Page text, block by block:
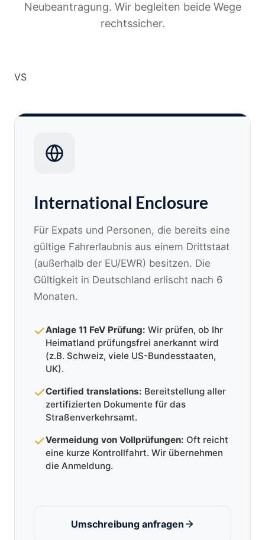
Neubeantragung. Wir begleiten beide Wege
rechtssicher.
VS
International Enclosure
Für Expats und Personen, die bereits eine
gültige Fahrerlaubnis aus einem Drittstaat
(außerhalb der EU/EWR) besitzen. Die
Gültigkeit in Deutschland erlischt nach 6
Monaten.
Anlage 11 FeV Prüfung: Wir prüfen, ob Ihr
Heimatland prüfungsfrei anerkannt wird
(z.B. Schweiz, viele US-Bundesstaaten,
UK).
Certified translations: Bereitstellung aller
zertifizierten Dokumente für das
Straßenverkehrsamt.
Vermeidung von Vollprüfungen: Oft reicht
eine kurze Kontrollfahrt. Wir übernehmen
die Anmeldung.
Umschreibung anfragen